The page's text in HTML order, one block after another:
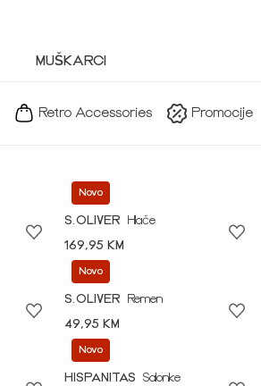
MUŠKARCI
Retro Accessories Promocije
Novo
S.OLIVER
Hlače
169,95 KM
Novo
S.OLIVER
Remen
49,95 KM
Novo
HISPANITAS
Salonke